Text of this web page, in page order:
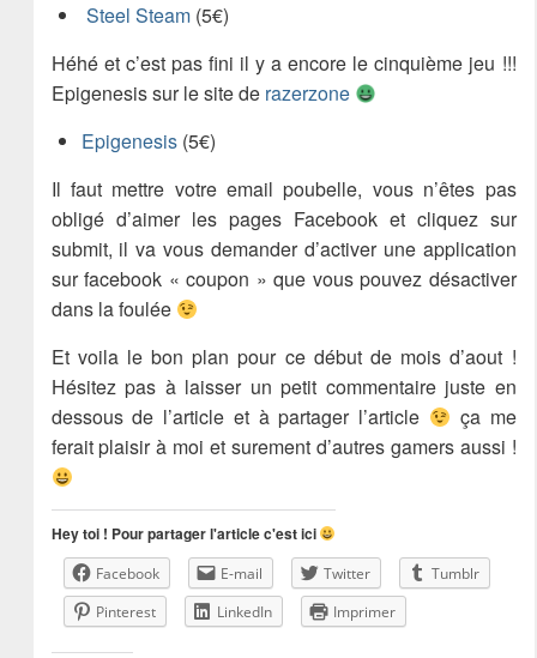
Steel Steam(5€)
Héhé et c’est pas fini il y a encore le cinquième jeu !!!
Epigenesis sur le site de razerzone
Epigenesis (5€)
Il faut mettre votre email poubelle, vous n’êtes pas
obligé d’aimer les pages Facebook et cliquez sur
submit, il va vous demander d’activer une application
sur facebook « coupon » que vous pouvez désactiver
dans la foulée
Et voila le bon plan pour ce début de mois d’aout !
Hésitez pas à laisser un petit commentaire juste en
dessous de l’article et à partager l’article
ça me
ferait plaisir à moi et surement d’autres gamers aussi !
Hey toi ! Pour partager l'article c'est ici
Facebook E-mail Twitter
Tumblr
Pinterest
LinkedIn Imprimer